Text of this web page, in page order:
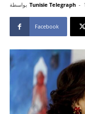
بواسطة Tunisie Telegraph -
Facebook